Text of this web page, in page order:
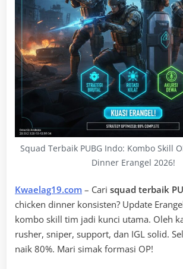
Squad Terbaik PUBG Indo: Kombo Skill
Dinner Erangel 2026!
Kwaelag19.com – Cari squad terbaik
chicken dinner konsisten? Update
kombo skill tim jadi kunci utama. Oleh
rusher, sniper, support, dan IGL solid.
naik 80%. Mari simak formasi OP!